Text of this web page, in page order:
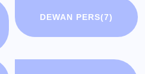
DEWAN PERS(7)